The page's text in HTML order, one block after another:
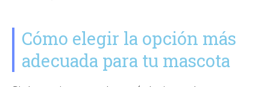
Cómo elegir la opción más
adecuada para tu mascota